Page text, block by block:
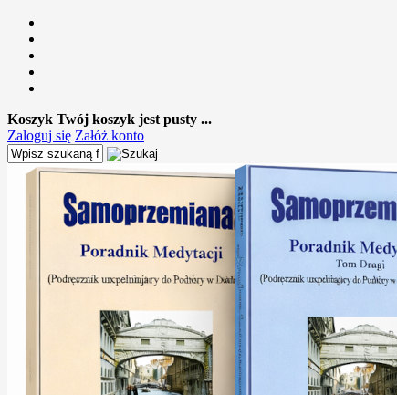
Koszyk Twój koszyk jest pusty ...
Zaloguj się Załóż konto